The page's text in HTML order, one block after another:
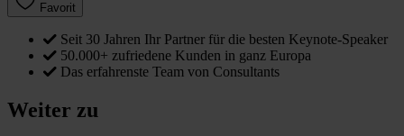
Favorit
Seit 30 Jahren Ihr Partner für die besten Keynote-Speaker
50.000+ zufriedene Kunden in ganz Europa
Das erfahrenste Team von Consultants
Weiter zu